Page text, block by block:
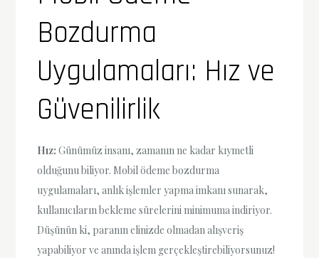
Bozdurma
Uygulamaları: Hız ve
Güvenilirlik
Hız: Günümüz insanı, zamanın ne kadar kıymetli
olduğunu biliyor. Mobil ödeme bozdurma
uygulamaları, anlık işlemler yapma imkanı sunarak,
kullanıcıların bekleme sürelerini minimuma indiriyor.
Düşünün ki, paranın elinizde olmadan alışveriş
yapabiliyor ve anında işlem gerçekleştirebiliyorsunuz!